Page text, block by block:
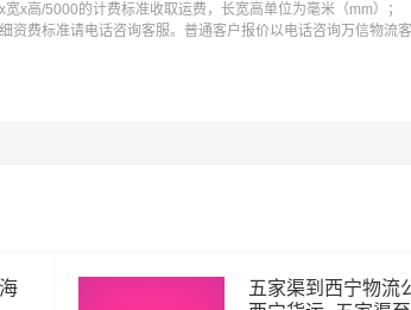
x高/5000的计费标准收取运费，长宽高单位为毫米（mm）；
资费标准请电话咨询客服。普通客户报价以电话咨询万信物流
五家渠到西宁物流